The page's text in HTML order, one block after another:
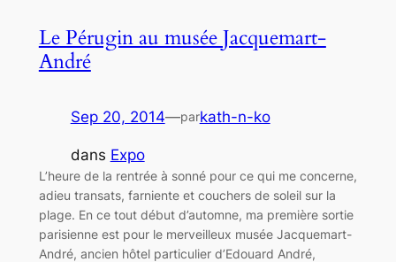
Le Pérugin au musée Jacquemart-
André
Sep 20, 2014—parkath-n-ko
dans Expo
L’heure de la rentrée à sonné pour ce qui me concerne,
adieu transats, farniente et couchers de soleil sur la
plage. En ce tout début d’automne, ma première sortie
parisienne est pour le merveilleux musée Jacquemart-
André, ancien hôtel particulier d’Edouard André,